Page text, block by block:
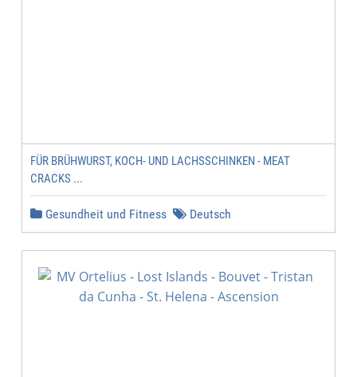
FÜR BRÜHWURST, KOCH- UND LACHSSCHINKEN - MEAT
CRACKS ...
Gesundheit und Fitness Deutsch